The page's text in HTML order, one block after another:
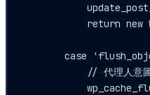
return new
case
// 代理人意